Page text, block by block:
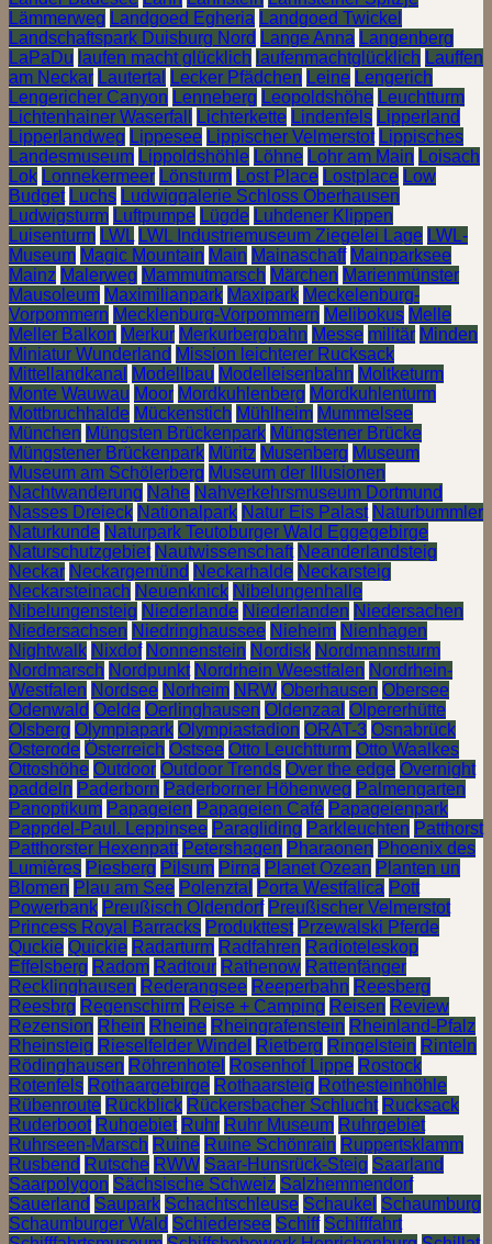
Lämmerweg Landgoed Egheria Landgoed Twickel
Landschaftspark Duisburg Nord Lange Anna Langenberg
LaPaDu laufen macht glücklich laufenmachtglücklich Lauffen
am Neckar Lautertal Lecker Pfädchen Leine Lengerich
Lengericher Canyon Lenneberg Leopoldshöhe Leuchtturm
Lichtenhainer Waserfall
Lichterkette Lindenfels Lipperland
Lipperlandweg Lippesee Lippischer Velmerstot Lippisches
Landesmuseum Lippoldshöhle Löhne Lohr am Main Loisach
Lok Lonnekermeer Lönsturm Lost Place Lostplace Low
Budget Luchs Ludwiggalerie Schloss Oberhausen
Ludwigsturm Luftpumpe Lügde Luhdener Klippen
Luisenturm LWL LWL Industriemuseum Ziegelei Lage LWL-
Museum Magic Mountain Main Mainaschaff Mainparksee
Mainz Malerweg Mammutmarsch Märchen Marienmünster
Mausoleum Maximilianpark Maxipark Meckelenburg-
Vorpommern Mecklenburg-Vorpommern Melibokus Melle
Meller Balkon Merkur Merkurbergbahn Messe militär Minden
Miniatur Wunderland Mission leichterer Rucksack
Mittellandkanal
Modellbau Modelleisenbahn Moltketurm
Monte Wauwau Moor Mordkuhlenberg Mordkuhlenturm
Mottbruchhalde Mückenstich Mühlheim Mummelsee
München Müngsten Brückenpark Müngstener Brücke
Müngstener Brückenpark Müritz Musenberg Museum
Museum am Schölerberg Museum der Illusionen
Nachtwanderung Nahe Nahverkehrsmuseum Dortmund
Nasses Dreieck Nationalpark Natur Eis Palast Naturbummler
Naturkunde Naturpark Teutoburger Wald Eggegebirge
Naturschutzgebiet Nautwissenschaft Neanderlandsteig
Neckar Neckargemünd Neckarhalde Neckarsteig
Neckarsteinach Neuenknick Nibelungenhalle
Nibelungensteig Niederlande Niederlanden Niedersachen
Niedersachsen Niedringhaussee Nieheim Nienhagen
Nightwalk Nixdof Nonnenstein Nordisk Nordmannsturm
Nordmarsch Nordpunkt Nordrhein Weestfalen Nordrhein-
Westfalen Nordsee Norheim NRW Oberhausen Obersee
Odenwald Oelde Oerlinghausen Oldenzaal Olpererhütte
Olsberg Olympiapark Olympiastadion ORAT-3 Osnabrück
Osterode Österreich Ostsee Otto Leuchtturm Otto Waalkes
Ottoshöhe Outdoor Outdoor Trends Over the edge Overnight
paddeln Paderborn Paderborner Höhenweg Palmengarten
Panoptikum Papageien Papageien Café Papageienpark
Pappdel-Paul. Leppinsee Paragliding Parkleuchten Patthorst
Patthorster Hexenpatt Petershagen Pharaonen Phoenix des
Lumières Piesberg Pilsum Pirna Planet Ozean Planten un
Blomen Plau am See Polenztal Porta Westfalica Pott
Powerbank Preußisch Oldendorf Preußischer Velmerstot
Princess Royal Barracks Produkttest Przewalski Pferde
Quckie Quickie Radarturm Radfahren Radioteleskop
Effelsberg Radom Radtour Rathenow Rattenfänger
Recklinghausen Rederangsee Reeperbahn Reesberg
Reesbrg Regenschirm Reise + Camping Reisen Review
Rezension Rhein Rheine Rheingrafenstein Rheinland-Pfalz
Rheinsteig Rieselfelder Windel Rietberg Ringelstein Rinteln
Rödinghausen Röhrenhotel Rosenhof Lippe Rostock
Rotenfels Rothaargebirge Rothaarsteig Rothesteinhöhle
Rübenroute Rückblick Rückersbacher Schlucht Rucksack
Ruderboot Ruhgebiet Ruhr Ruhr Museum Ruhrgebiet
Ruhrseen-Marsch Ruine Ruine Schönrain Ruppertsklamm
Rusbend Rutsche RWW Saar-Hunsrück-Steig Saarland
Saarpolygon Sächsische Schweiz Salzhemmendorf
Sauerland Saupark Schachtschleuse Schaukel Schaumburg
Schaumburger Wald Schiedersee Schiff Schifffahrt